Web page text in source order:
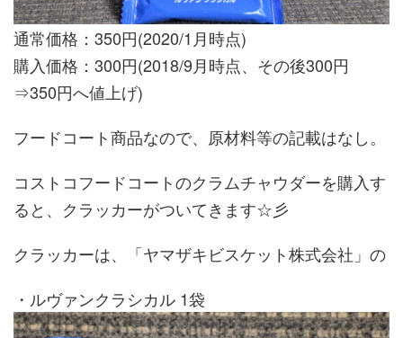
通常価格：350円(2020/1月時点)
購入価格：300円(2018/9月時点、その後300円
⇒350円へ値上げ)
フードコート商品なので、原材料等の記載はなし。
コストコフードコートのクラムチャウダーを購入す
ると、クラッカーがついてきます☆彡
クラッカーは、「ヤマザキビスケット株式会社」の
・ルヴァンクラシカル 1袋